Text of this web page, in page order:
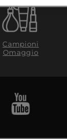
Campioni
Omaggio